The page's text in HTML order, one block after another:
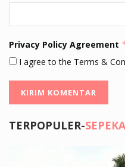
Privacy Policy Agreement
I agree to the Terms &
TERPOPULER-